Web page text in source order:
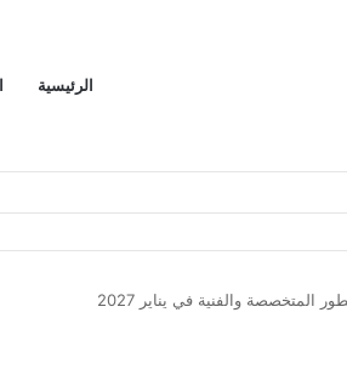
الرئيسية
والفنية في يناير 2027